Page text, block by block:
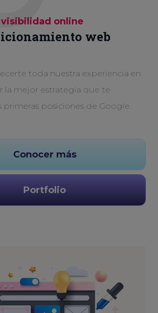
visibilidad online
web
toda nuestra experiencia en
la mejor estrategia que te
primeras posiciones de Google.
Conocer más
Portfolio